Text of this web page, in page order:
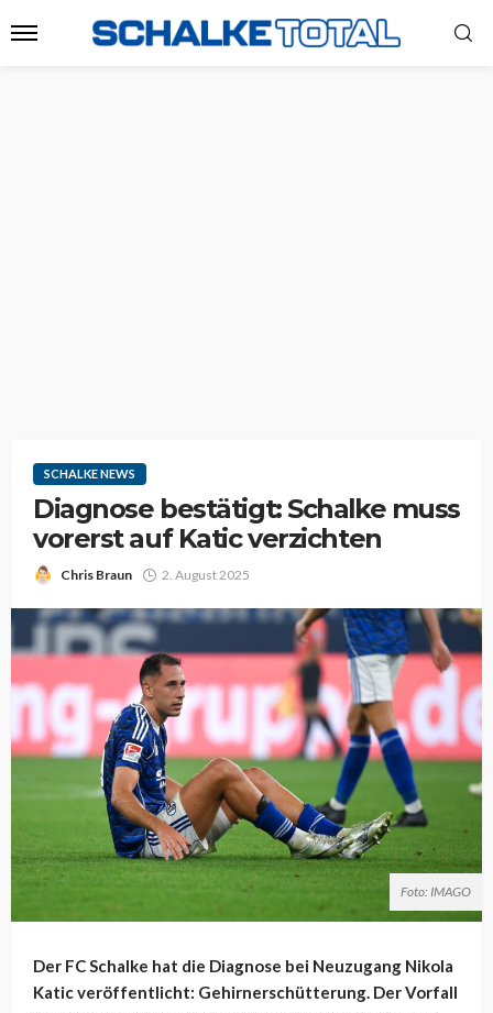
SCHALKE NEWS
Diagnose bestätigt: Schalke muss
vorerst auf Katic verzichten
Chris Braun 2. August 2025
Foto: IMAGO
Der FC Schalke hat die Diagnose bei Neuzugang Nikola
Katic veröffentlicht: Gehirnerschütterung. Der Vorfall